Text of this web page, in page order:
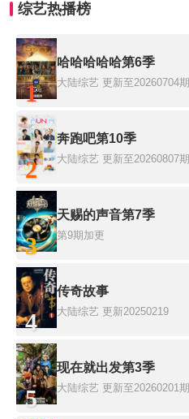
综艺热播榜
1
哈哈哈哈哈第6季
大陆综艺 更新至20260704期
2
奔跑吧第10季
大陆综艺 更新至20260807期
3
天赐的声音第7季
第9期加更
4
传奇故事
大陆综艺 更新20250219
5
现在就出发第3季
大陆综艺 更新至20260201期